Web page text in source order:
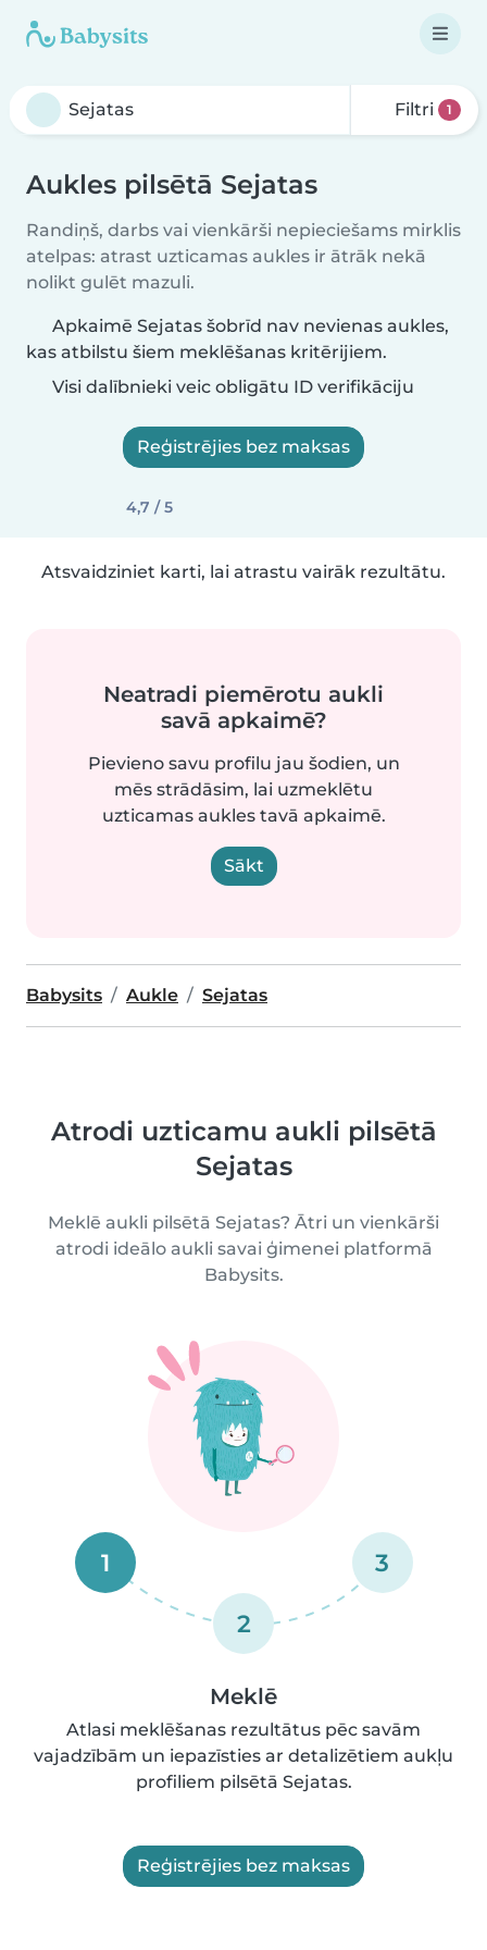
Filtri 1
Aukles pilsētā Sejatas
Randiņš, darbs vai vienkārši nepieciešams mirklis
atelpas: atrast uzticamas aukles ir ātrāk nekā
nolikt gulēt mazuli.
Apkaimē Sejatas šobrīd nav nevienas aukles,
kas atbilstu šiem meklēšanas kritērijiem.
Visi dalībnieki veic obligātu ID verifikāciju
Reģistrējies bez maksas
4,7 / 5
Atsvaidziniet karti, lai atrastu vairāk rezultātu.
Neatradi piemērotu aukli
savā apkaimē?
Pievieno savu profilu jau šodien, un
mēs strādāsim, lai uzmeklētu
uzticamas aukles tavā apkaimē.
Sākt
Babysits Aukle Sejatas
Atrodi uzticamu aukli pilsētā
Sejatas
Meklē aukli pilsētā Sejatas? Ātri un vienkārši
atrodi ideālo aukli savai ģimenei platformā
Babysits.
1
2
3
Meklē
Atlasi meklēšanas rezultātus pēc savām
vajadzībām un iepazīsties ar detalizētiem aukļu
profiliem pilsētā Sejatas.
Reģistrējies bez maksas